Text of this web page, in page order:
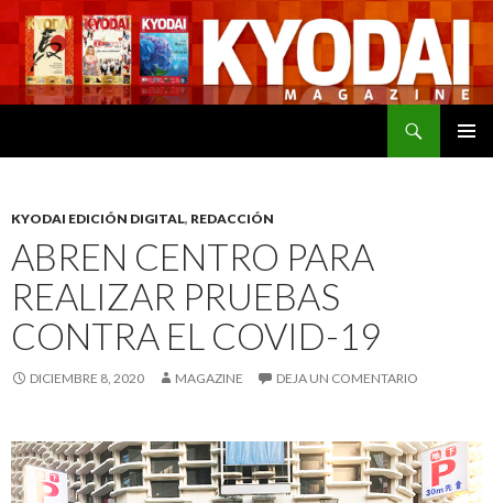
KYODAI EDICIÓN DIGITAL, REDACCIÓN
ABREN CENTRO PARA
REALIZAR PRUEBAS
CONTRA EL COVID-19
DICIEMBRE 8, 2020 MAGAZINE DEJA UN COMENTARIO